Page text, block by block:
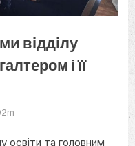
відділу
і її
освіти та головним